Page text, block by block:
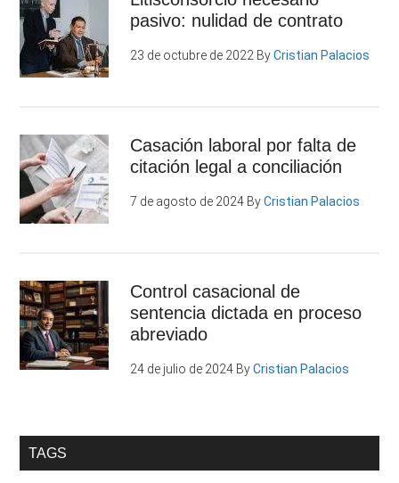
pasivo: nulidad de contrato
23 de octubre de 2022 ByCristian Palacios
Casación laboral por falta de
citación legal a conciliación
7 de agosto de 2024 ByCristian Palacios
Control casacional de
sentencia dictada en proceso
abreviado
24 de julio de 2024 ByCristian Palacios
TAGS